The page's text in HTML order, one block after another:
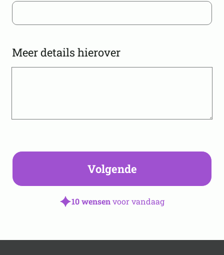
Meer details hierover
Volgende
10 wensenvoor vandaag